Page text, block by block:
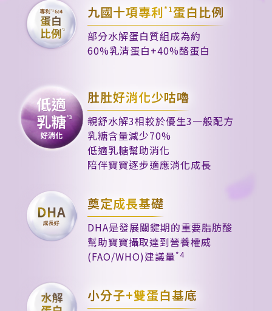
九國十項專利*1蛋白比例
部分水解蛋白質組成為約
60%乳清蛋白+40%酪蛋白
肚肚好消化少咕嚕
親舒水解3相較於優生3一般配方
乳糖含量減少70%
低適乳糖幫助消化
陪伴寶寶逐步適應消化成長
奠定成長基礎
DHA是發展關鍵期的重要脂肪酸
幫助寶寶攝取達到營養權威
(FAO/WHO)建議量*4
小分子+雙蛋白基底